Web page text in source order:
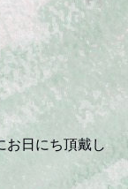
お日にち頂戴し